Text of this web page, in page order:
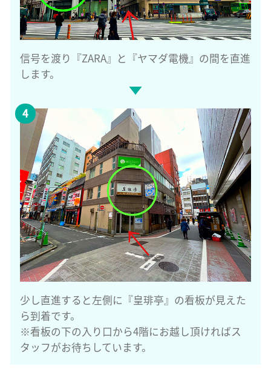
信号を渡り『ZARA』と『ヤマダ電機』の間を直進
します。
少し直進すると左側に『皇琲亭』の看板が見えた
ら到着です。
※看板の下の入り口から4階にお越し頂ければス
タッフがお待ちしています。